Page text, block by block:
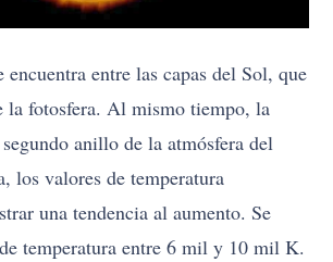
encuentra entre las capas del Sol, que
la fotosfera. Al mismo tiempo, la
anillo de la atmósfera del
los valores de temperatura
una tendencia al aumento. Se
temperatura entre 6 mil y 10 mil K.